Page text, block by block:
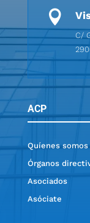

C/
ACP
Quíenes somos
Órganos
Asociados
Asóciate